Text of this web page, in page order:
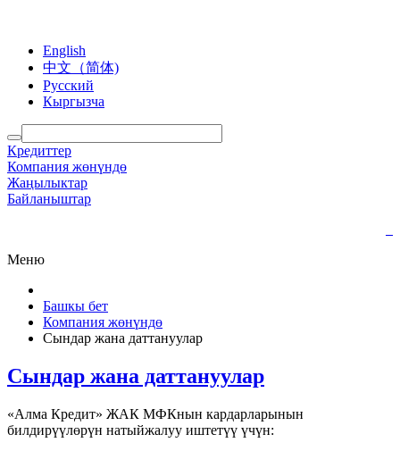
English
中文（简体)
Русский
Кыргызча
Кредиттер
Компания жөнүндө
Жаңылыктар
Байланыштар
Меню
Башкы бет
Компания жөнүндө
Сындар жана даттануулар
Сындар жана даттануулар
«Алма Кредит» ЖАК МФКнын кардарларынын
билдирүүлөрүн натыйжалуу иштетүү үчүн: